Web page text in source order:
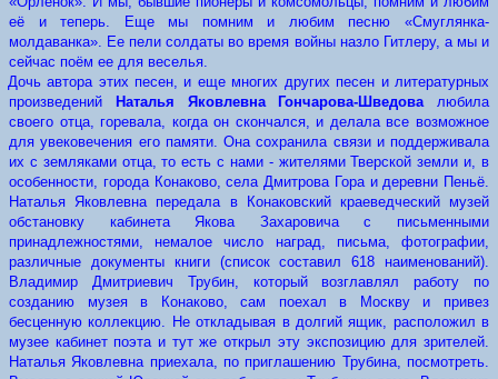
её и теперь. Еще мы помним и любим песню «Смуглянка-
молдаванка». Ее пели солдаты во время войны назло Гитлеру, а мы и
сейчас поём ее для веселья.
Дочь автора этих песен, и еще многих других песен и литературных
произведений
Наталья Яковлевна Гончарова-Шведовалюбила
своего отца, горевала, когда он скончался, и делала все возможное
для увековечения его памяти. Она сохранила связи и поддерживала
их с земляками отца, то есть с нами - жителями Тверской земли и, в
особенности, города Конаково, села Дмитрова Гора и деревни Пеньё.
Наталья Яковлевна передала в Конаковский краеведческий музей
обстановку кабинета Якова Захаровича с письменными
принадлежностями, немалое число наград, письма, фотографии,
различные документы книги (список составил 618 наименований).
Владимир Дмитриевич Трубин, который возглавлял работу по
созданию музея в Конаково, сам поехал в Москву и привез
бесценную коллекцию. Не откладывая в долгий ящик, расположил в
музее кабинет поэта и тут же открыл эту экспозицию для зрителей.
Наталья Яковлевна приехала, по приглашению Трубина, посмотреть.